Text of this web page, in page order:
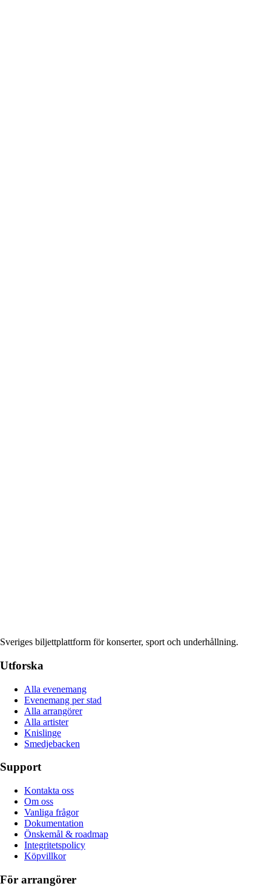
Sveriges biljettplattform för konserter, sport och underhållning.
Utforska
Alla evenemang
Evenemang per stad
Alla arrangörer
Alla artister
Knislinge
Smedjebacken
Support
Kontakta oss
Om oss
Vanliga frågor
Dokumentation
Önskemål & roadmap
Integritetspolicy
Köpvillkor
För arrangörer